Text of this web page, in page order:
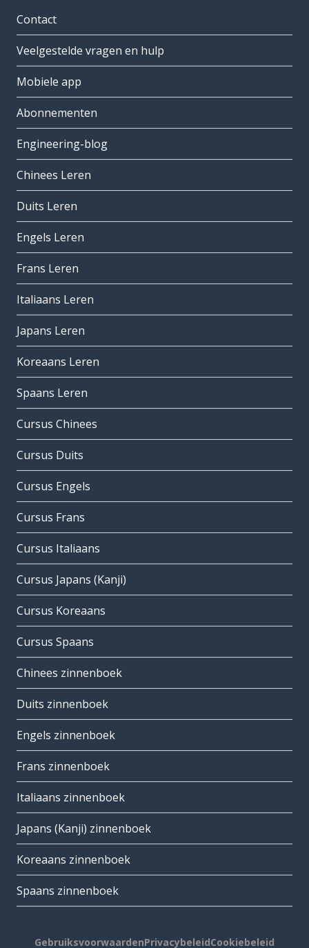
Contact
Veelgestelde vragen en hulp
Mobiele app
Abonnementen
Engineering-blog
Chinees Leren
Duits Leren
Engels Leren
Frans Leren
Italiaans Leren
Japans Leren
Koreaans Leren
Spaans Leren
Cursus Chinees
Cursus Duits
Cursus Engels
Cursus Frans
Cursus Italiaans
Cursus Japans (Kanji)
Cursus Koreaans
Cursus Spaans
Chinees zinnenboek
Duits zinnenboek
Engels zinnenboek
Frans zinnenboek
Italiaans zinnenboek
Japans (Kanji) zinnenboek
Koreaans zinnenboek
Spaans zinnenboek
GebruiksvoorwaardenPrivacybeleidCookiebeleid